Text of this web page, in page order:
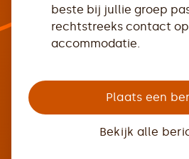
beste bij jullie groep
rechtstreeks contact
accommodatie.
Plaats een
Bekijk alle